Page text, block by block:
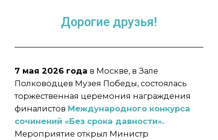
Дорогие друзья!
7 мая 2026 года в Москве, в Зале
Полководцев Музея Победы, состоялась
торжественная церемония награждения
финалистов Международного конкурса
сочинений «Без срока давности».
Мероприятие открыл Министр